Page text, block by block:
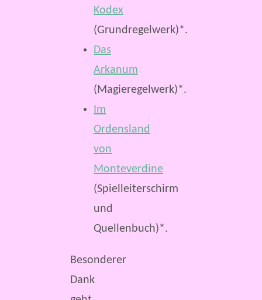
Kodex
(Grundregelwerk)*.
Das
Arkanum
(Magieregelwerk)*.
Im
Ordensland
von
Monteverdine
(Spielleiterschirm
und
Quellenbuch)*.
Besonderer
Dank